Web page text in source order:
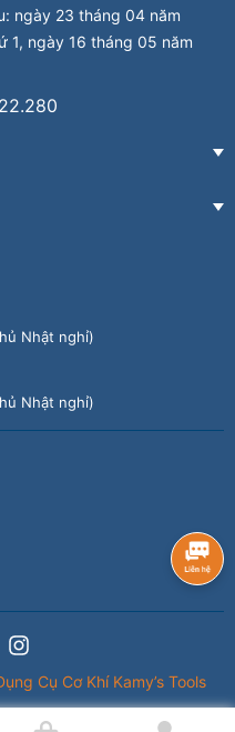
ngày 23 tháng 04 năm
1, ngày 16 tháng 05 năm
Nhật nghỉ)
Nhật nghỉ)
Cụ Cơ Khí Kamy’s Tools